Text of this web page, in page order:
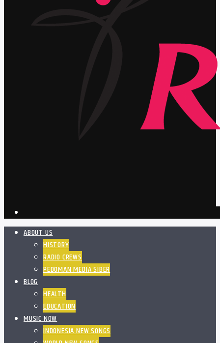
ABOUT US
HISTORY
RADIO CREWS
PEDOMAN MEDIA SIBER
BLOG
HEALTH
EDUCATION
MUSIC NOW
INDONESIA NEW SONGS